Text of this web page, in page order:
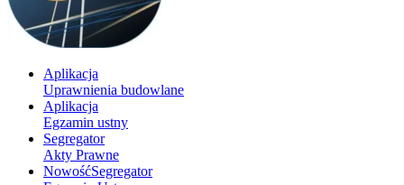
Aplikacja
Uprawnienia budowlane
Aplikacja
Egzamin ustny
Segregator
Akty Prawne
NowośćSegregator